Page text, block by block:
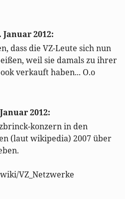
Januar 2012:
dass die VZ-Leute sich nun
weil sie damals zu ihrer
verkauft haben... O.o
2012:
konzern in den
(laut wikipedia) 2007 über
VZ_Netzwerke